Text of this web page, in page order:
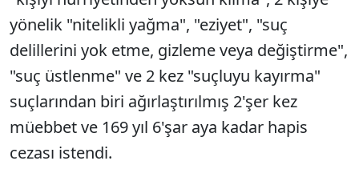
yönelik "nitelikli yağma", "eziyet", "suç
delillerini yok etme, gizleme veya değiştirme",
"suç üstlenme" ve 2 kez "suçluyu kayırma"
suçlarından biri ağırlaştırılmış 2'şer kez
müebbet ve 169 yıl 6'şar aya kadar hapis
cezası istendi.